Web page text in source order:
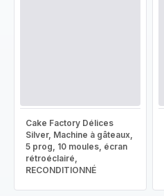
Cake Factory Délices
Silver, Machine à gâteaux,
5 prog, 10 moules, écran
rétroéclairé,
RECONDITIONNÉ